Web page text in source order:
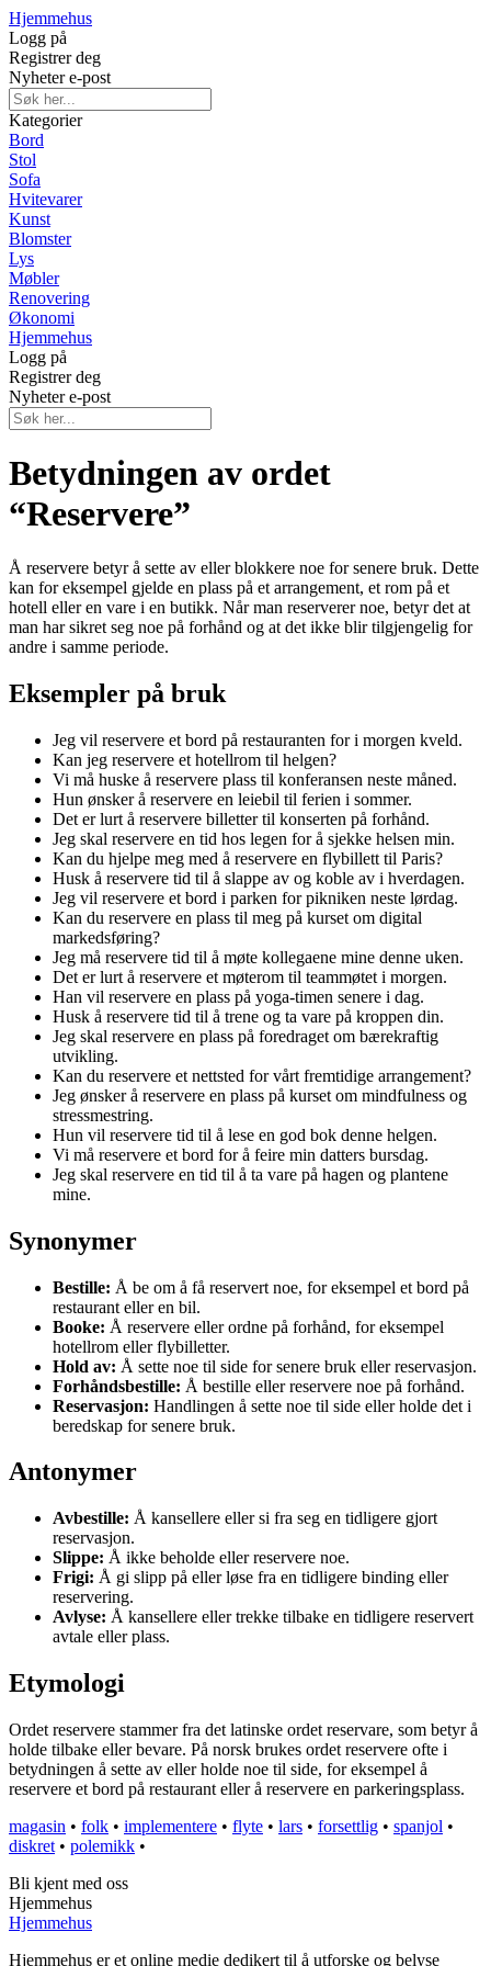
Hjemmehus
Logg på
Registrer deg
Nyheter e-post
Kategorier
Bord
Stol
Sofa
Hvitevarer
Kunst
Blomster
Lys
Møbler
Renovering
Økonomi
Hjemmehus
Logg på
Registrer deg
Nyheter e-post
Betydningen av ordet
“Reservere”
Å reservere betyr å sette av eller blokkere noe for senere bruk. Dette
kan for eksempel gjelde en plass på et arrangement, et rom på et
hotell eller en vare i en butikk. Når man reserverer noe, betyr det at
man har sikret seg noe på forhånd og at det ikke blir tilgjengelig for
andre i samme periode.
Eksempler på bruk
Jeg vil reservere et bord på restauranten for i morgen kveld.
Kan jeg reservere et hotellrom til helgen?
Vi må huske å reservere plass til konferansen neste måned.
Hun ønsker å reservere en leiebil til ferien i sommer.
Det er lurt å reservere billetter til konserten på forhånd.
Jeg skal reservere en tid hos legen for å sjekke helsen min.
Kan du hjelpe meg med å reservere en flybillett til Paris?
Husk å reservere tid til å slappe av og koble av i hverdagen.
Jeg vil reservere et bord i parken for pikniken neste lørdag.
Kan du reservere en plass til meg på kurset om digital
markedsføring?
Jeg må reservere tid til å møte kollegaene mine denne uken.
Det er lurt å reservere et møterom til teammøtet i morgen.
Han vil reservere en plass på yoga-timen senere i dag.
Husk å reservere tid til å trene og ta vare på kroppen din.
Jeg skal reservere en plass på foredraget om bærekraftig
utvikling.
Kan du reservere et nettsted for vårt fremtidige arrangement?
Jeg ønsker å reservere en plass på kurset om mindfulness og
stressmestring.
Hun vil reservere tid til å lese en god bok denne helgen.
Vi må reservere et bord for å feire min datters bursdag.
Jeg skal reservere en tid til å ta vare på hagen og plantene
mine.
Synonymer
Bestille: Å be om å få reservert noe, for eksempel et bord på
restaurant eller en bil.
Booke: Å reservere eller ordne på forhånd, for eksempel
hotellrom eller flybilletter.
Hold av: Å sette noe til side for senere bruk eller reservasjon.
Forhåndsbestille: Å bestille eller reservere noe på forhånd.
Reservasjon: Handlingen å sette noe til side eller holde det i
beredskap for senere bruk.
Antonymer
Avbestille: Å kansellere eller si fra seg en tidligere gjort
reservasjon.
Slippe: Å ikke beholde eller reservere noe.
Frigi: Å gi slipp på eller løse fra en tidligere binding eller
reservering.
Avlyse: Å kansellere eller trekke tilbake en tidligere reservert
avtale eller plass.
Etymologi
Ordet reservere stammer fra det latinske ordet reservare, som betyr å
holde tilbake eller bevare. På norsk brukes ordet reservere ofte i
betydningen å sette av eller holde noe til side, for eksempel å
reservere et bord på restaurant eller å reservere en parkeringsplass.
magasin • folk • implementere • flyte • lars • forsettlig • spanjol •
diskret • polemikk •
Bli kjent med oss
Hjemmehus
Hjemmehus
Hjemmehus er et online medie dedikert til å utforske og belyse